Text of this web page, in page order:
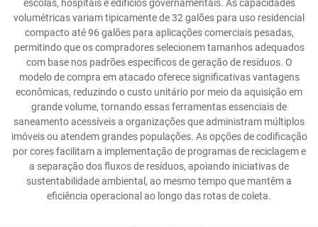
escolas, hospitais e edifícios governamentais. As capacidades
volumétricas variam tipicamente de 32 galões para uso residencial
compacto até 96 galões para aplicações comerciais pesadas,
permitindo que os compradores selecionem tamanhos adequados
com base nos padrões específicos de geração de resíduos. O
modelo de compra em atacado oferece significativas vantagens
econômicas, reduzindo o custo unitário por meio da aquisição em
grande volume, tornando essas ferramentas essenciais de
saneamento acessíveis a organizações que administram múltiplos
imóveis ou atendem grandes populações. As opções de codificação
por cores facilitam a implementação de programas de reciclagem e
a separação dos fluxos de resíduos, apoiando iniciativas de
sustentabilidade ambiental, ao mesmo tempo que mantêm a
eficiência operacional ao longo das rotas de coleta.